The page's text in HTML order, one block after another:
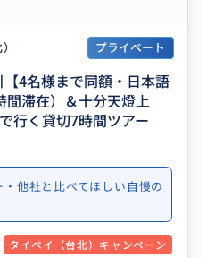
プライベート
4名様まで同額・日本語
間滞在）＆十分天燈上
行く貸切7時間ツアー
他社と比べてほしい自慢の
タイペイ（台北）キャンペーン